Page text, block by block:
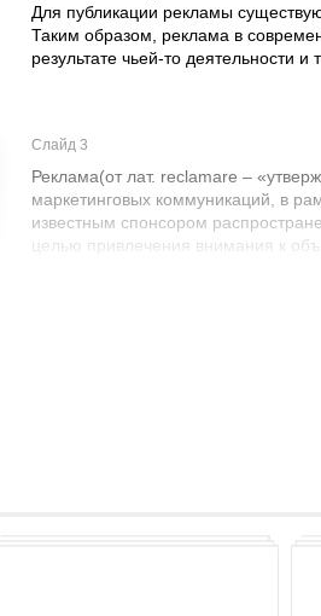
Для публикации рекламы
Таким образом, реклама в
результате чьей-то деятельности
Слайд 3
Реклама(от лат. reclamare –
маркетинговых коммуникаций, в
известным спонсором
целью привлечения внимания к